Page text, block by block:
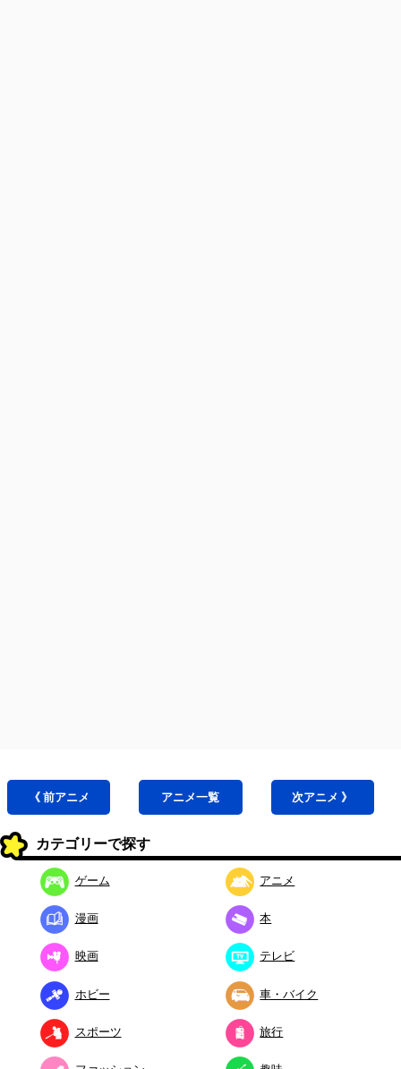
《 前アニメ アニメ一覧 次アニメ 》
カテゴリーで探す
ゲーム アニメ
漫画 本
映画 テレビ
ホビー 車・バイク
スポーツ 旅行